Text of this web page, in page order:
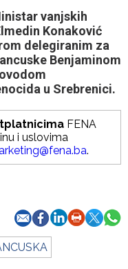
vanjskih
Konaković
delegiranim za
Benjaminom
u Srebrenici.
FENA
i uslovima
.